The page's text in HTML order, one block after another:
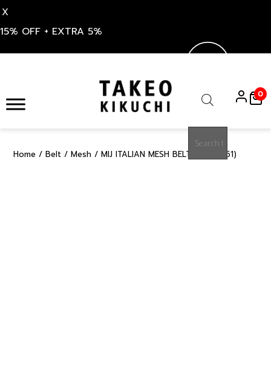
X
15% OFF + EXTRA 5%
content
search
0
Home / Belt / Mesh / MIJ ITALIAN MESH BELT (07001551)